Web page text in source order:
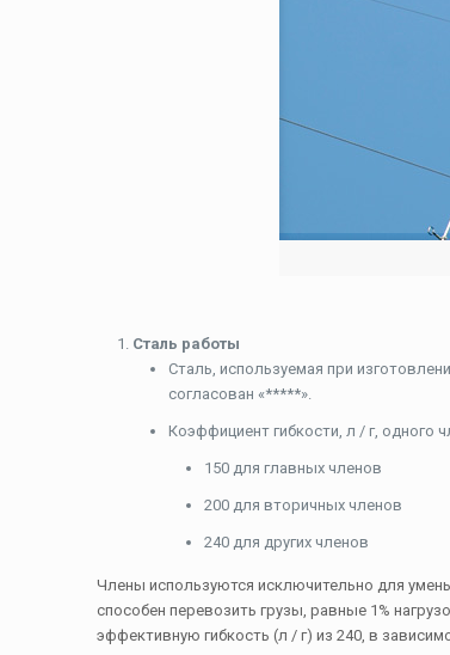
Сталь работы
Сталь, используемая при
согласован «*****».
Коэффициент гибкости, л / г, одного
150 для главных членов
200 для вторичных членов
240 для других членов
Члены используются исключительно для
способен перевозить грузы, равные 1%
эффективную гибкость (л / г) из 240, в